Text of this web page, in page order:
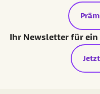
Ihr Newsletter für ein